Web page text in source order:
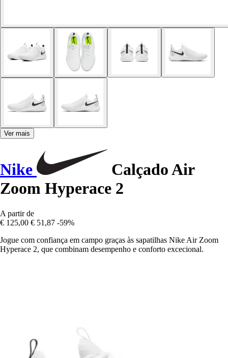
Ver mais
Nike
Calçado Air
Zoom Hyperace 2
A partir de
€ 125,00 € 51,87 -59%
Jogue com confiança em campo graças às sapatilhas Nike Air Zoom
Hyperace 2, que combinam desempenho e conforto excecional.